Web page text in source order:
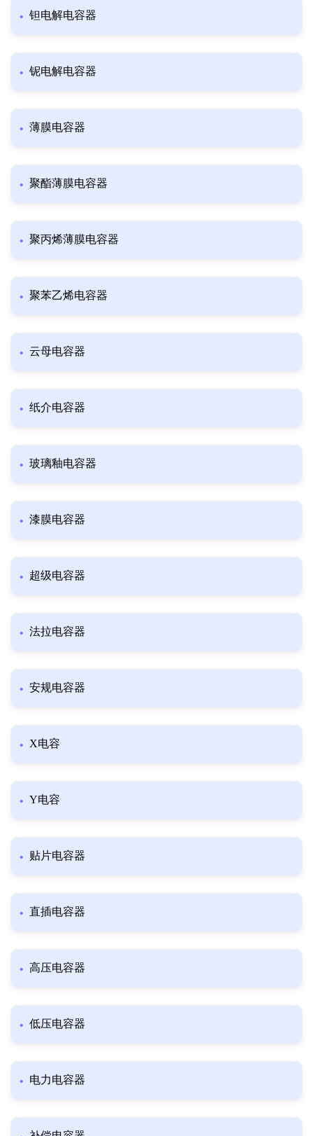
钽电解电容器
铌电解电容器
薄膜电容器
聚酯薄膜电容器
聚丙烯薄膜电容器
聚苯乙烯电容器
云母电容器
纸介电容器
玻璃釉电容器
漆膜电容器
超级电容器
法拉电容器
安规电容器
X电容
Y电容
贴片电容器
直插电容器
高压电容器
低压电容器
电力电容器